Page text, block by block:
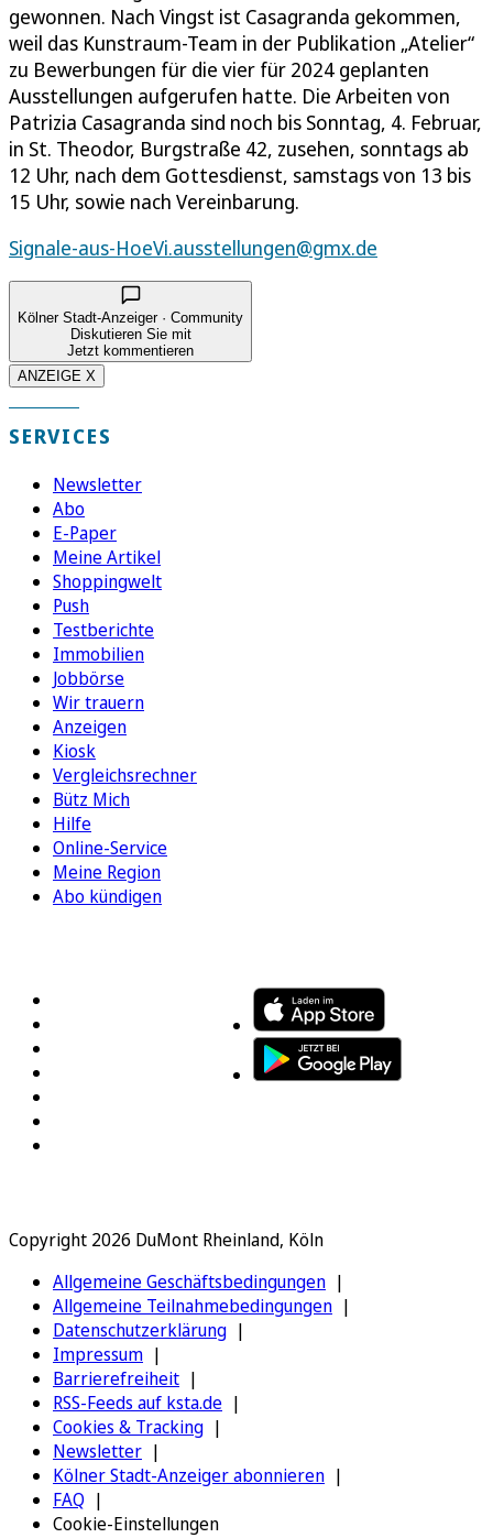
gewonnen. Nach Vingst ist Casagranda gekommen,
weil das Kunstraum-Team in der Publikation „Atelier“
zu Bewerbungen für die vier für 2024 geplanten
Ausstellungen aufgerufen hatte. Die Arbeiten von
Patrizia Casagranda sind noch bis Sonntag, 4. Februar,
in St. Theodor, Burgstraße 42, zusehen, sonntags ab
12 Uhr, nach dem Gottesdienst, samstags von 13 bis
15 Uhr, sowie nach Vereinbarung.
Signale-aus-HoeVi.ausstellungen@gmx.de
Kölner Stadt-Anzeiger · Community
Diskutieren Sie mit
Jetzt kommentieren
ANZEIGE X
SERVICES
Newsletter
Abo
E-Paper
Meine Artikel
Shoppingwelt
Push
Testberichte
Immobilien
Jobbörse
Wir trauern
Anzeigen
Kiosk
Vergleichsrechner
Bütz Mich
Hilfe
Online-Service
Meine Region
Abo kündigen
Copyright 2026 DuMont Rheinland, Köln
Allgemeine Geschäftsbedingungen
Allgemeine Teilnahmebedingungen
Datenschutzerklärung
Impressum
Barrierefreiheit
RSS-Feeds auf ksta.de
Cookies & Tracking
Newsletter
Kölner Stadt-Anzeiger abonnieren
FAQ
Cookie-Einstellungen